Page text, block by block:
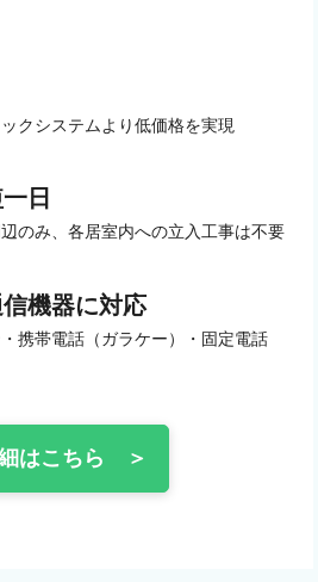
クシステムより低価格を実現
日
のみ、各居室内への立入工事は不要
機器に対応
携帯電話（ガラケー）・固定電話
はこちら